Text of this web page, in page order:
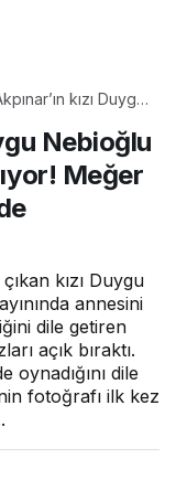
kızı Duygu
arıyor! Meğer
Tatlıses’in filminde
Nebioğlu
Meğer
kızı Duygu
annesini
dile getiren
açık bıraktı.
oynadığını dile
fotoğrafı ilk kez